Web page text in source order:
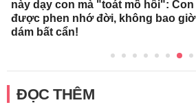
này dạy con mà "toát mồ hôi": Con
được phen nhớ đời, không bao giờ
dám bất cẩn!
ĐỌC THÊM